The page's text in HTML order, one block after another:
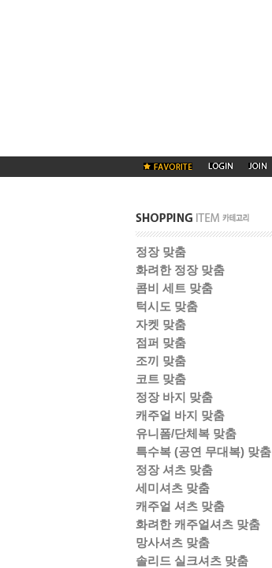
정장 맞춤
화려한 정장 맞춤
콤비 세트 맞춤
턱시도 맞춤
자켓 맞춤
점퍼 맞춤
조끼 맞춤
코트 맞춤
정장 바지 맞춤
캐주얼 바지 맞춤
유니폼/단체복 맞춤
특수복 (공연 무대복) 맞춤
정장 셔츠 맞춤
세미셔츠 맞춤
캐주얼 셔츠 맞춤
화려한 캐주얼셔츠 맞춤
망사셔츠 맞춤
솔리드 실크셔츠 맞춤